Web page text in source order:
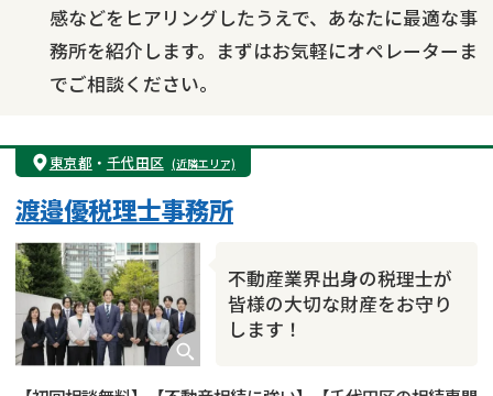
感などをヒアリングしたうえで、あなたに最適な事
務所を紹介します。まずはお気軽にオペレーターま
でご相談ください。
東京都 ・ 千代田区 (近隣エリア)
不動産業界出身の税理士が
皆様の大切な財産をお守り
します！
渡邉優税理士事務所